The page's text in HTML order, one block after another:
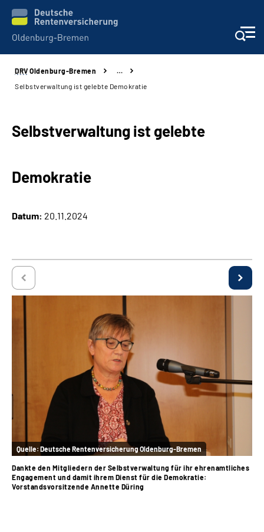
Services
Karriere
Inhalte in Gebärdensprache (DGS)
Mein Kundenportal
DRV Oldenburg-Bremen
…
Selbstverwaltung ist gelebte Demokratie
Selbstverwaltung ist gelebte
Demokratie
Datum: 20.11.2024
Quelle: Deutsche Rentenversicherung Oldenburg-Bremen
Dankte den Mitgliedern der Selbstverwaltung für ihr ehrenamtliches
Engagement und damit ihrem Dienst für die Demokratie:
Vorstandsvorsitzende Annette Düring